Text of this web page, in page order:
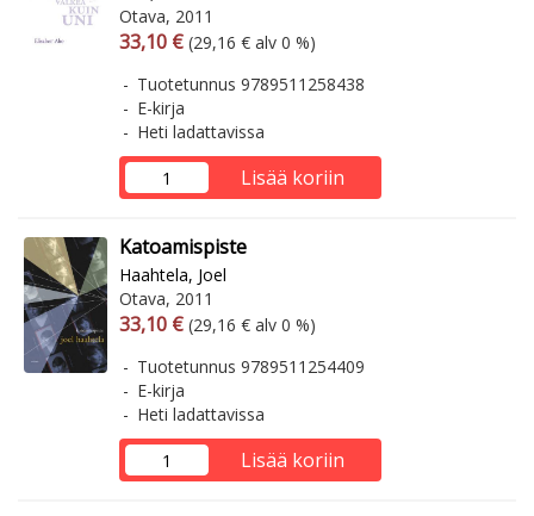
Otava, 2011
Arvonlisäverollinen hinta
33,10 € Arvonlisäveroton hinta
(29,16 € alv 0 %)
Tuotetunnus 9789511258438
E-kirja
Heti ladattavissa
Lisää koriin
Katoamispiste
Haahtela, Joel
Otava, 2011
Arvonlisäverollinen hinta
33,10 € Arvonlisäveroton hinta
(29,16 € alv 0 %)
Tuotetunnus 9789511254409
E-kirja
Heti ladattavissa
Lisää koriin